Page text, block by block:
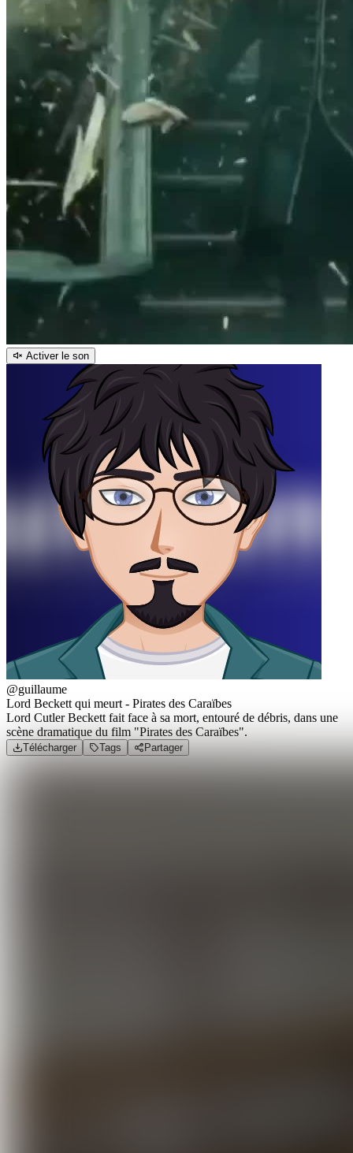
Activer le son
@guillaume
Lord Beckett qui meurt - Pirates des Caraïbes
Lord Cutler Beckett fait face à sa mort, entouré de débris, dans une
scène dramatique du film "Pirates des Caraïbes".
Télécharger Tags Partager